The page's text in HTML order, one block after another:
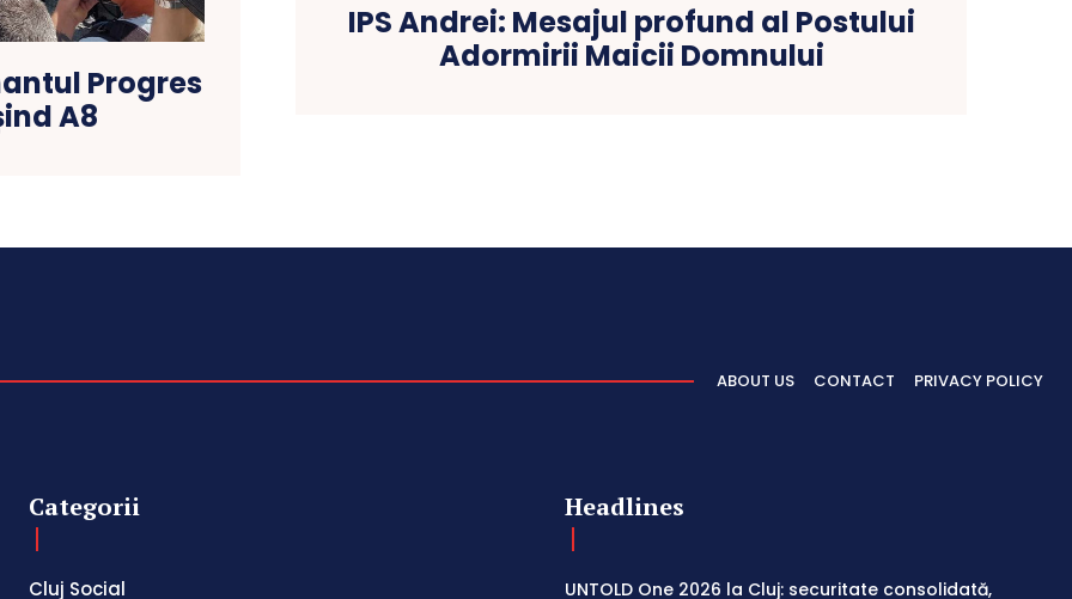
Progres
A8
IPS Andrei: Mesajul profund al Postului
Adormirii Maicii Domnului
ABOUT US CONTACT PRIVACY POLICY
Categorii
Cluj Social
Headlines
UNTOLD One 2026 la Cluj: securitate consolidată,